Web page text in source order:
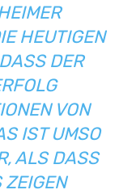
HEUTIGEN
DER
VON
IST UMSO
ALS DASS
ZEIGEN